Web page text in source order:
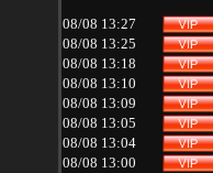
08/08 13:27
08/08 13:25
08/08 13:18
08/08 13:10
08/08 13:09
08/08 13:05
08/08 13:04
08/08 13:00